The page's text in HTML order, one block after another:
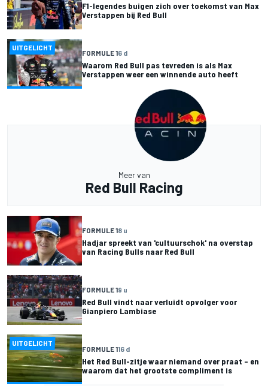
F1-legendes buigen zich over toekomst van Max
Verstappen bij Red Bull
UITGELICHT
FORMULE 16 d
Waarom Red Bull pas tevreden is als Max
Verstappen weer een winnende auto heeft
Meer van
Red Bull Racing
FORMULE 18 u
Hadjar spreekt van 'cultuurschok' na overstap
van Racing Bulls naar Red Bull
FORMULE 19 u
Red Bull vindt naar verluidt opvolger voor
Gianpiero Lambiase
UITGELICHT
FORMULE 116 d
Het Red Bull-zitje waar niemand over praat – en
waarom dat het grootste compliment is